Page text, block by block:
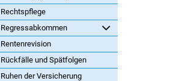
Rechtspflege
Regressabkommen
Rentenrevision
Rückfälle und Spätfolgen
Ruhen der Versicherung